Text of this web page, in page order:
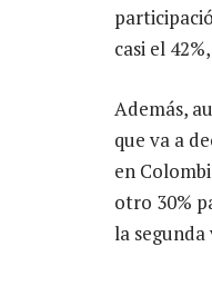
casi el
Además,
que va a
en
otro 30%
la